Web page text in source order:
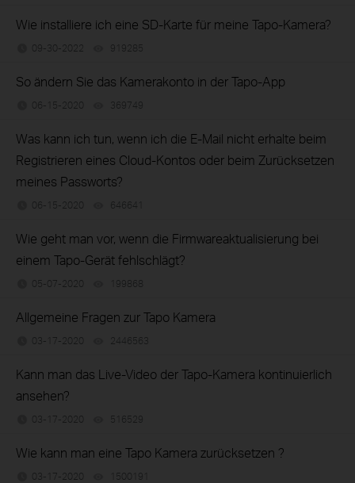
Wie installiere ich eine SD-Karte für meine Tapo-Kamera?
09-30-2022 919285
So ändern Sie das Kamerakonto in der Tapo-App
06-15-2020 369749
Was kann ich tun, wenn ich die E-Mail nicht erhalte beim
Registrieren eines Cloud-Kontos oder beim Zurücksetzen
meines Passworts?
06-15-2020 646641
Wie geht man vor, wenn die Firmwareaktualisierung bei
einem Tapo-Gerät fehlschlägt?
05-07-2020 199868
Allgemeine Fragen zur Tapo Kamera
03-17-2020 2446563
Kann man das Live-Video der Tapo-Kamera kontinuierlich
ansehen?
03-17-2020 516529
Wie kann man eine Tapo Kamera zurücksetzen ?
03-17-2020 1500191